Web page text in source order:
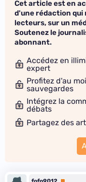
Cet article est en
d'une rédaction qui
lecteurs, sur un
Soutenez le
abonnant.
Accédez en
expert
Profitez d'au
sauvegardes
Intégrez la
débats
Partagez des